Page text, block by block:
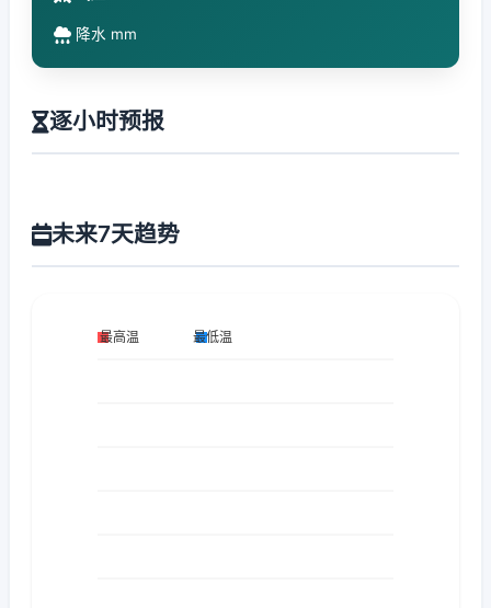
降水 mm
逐小时预报
未来7天趋势